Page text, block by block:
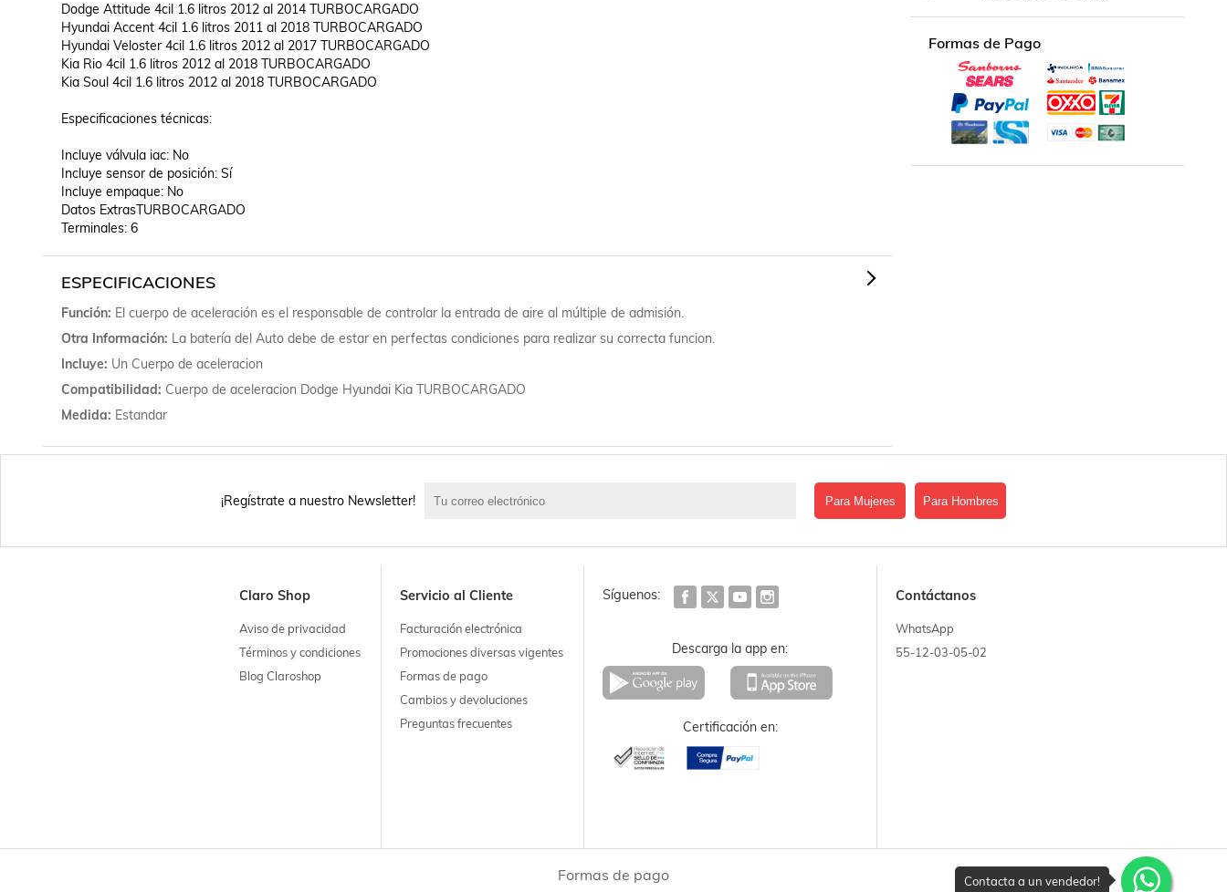
Dodge Attitude 4cil 1.6 litros 2012 al 2014 TURBOCARGADO
Hyundai Accent 4cil 1.6 litros 2011 al 2018 TURBOCARGADO
Hyundai Veloster 4cil 1.6 litros 2012 al 2017 TURBOCARGADO
Kia Rio 4cil 1.6 litros 2012 al 2018 TURBOCARGADO
Kia Soul 4cil 1.6 litros 2012 al 2018 TURBOCARGADO
Especificaciones técnicas:
Incluye válvula iac: No
Incluye sensor de posición: Sí
Incluye empaque: No
Datos ExtrasTURBOCARGADO
Terminales: 6
ESPECIFICACIONES
Función El cuerpo de aceleración es el responsable de controlar la entrada de aire al múltiple de admisión.
Otra Información La batería del Auto debe de estar en perfectas condiciones para realizar su correcta funcion.
Incluye Un Cuerpo de aceleracion
Compatibilidad Cuerpo de aceleracion Dodge Hyundai Kia TURBOCARGADO
Medida Estandar
Formas de Pago
Contacta a un vendedor!
¡Regístrate a nuestro Newsletter! Para Mujeres Para Hombres
Claro Shop
Aviso de privacidad
Términos y condiciones
Blog Claroshop
Servicio al Cliente
Facturación electrónica
Promociones diversas vigentes
Formas de pago
Cambios y devoluciones
Preguntas frecuentes
Síguenos:
Descarga la app en:
Certificación en:
Contáctanos
WhatsApp
55-12-03-05-02
Formas de pago